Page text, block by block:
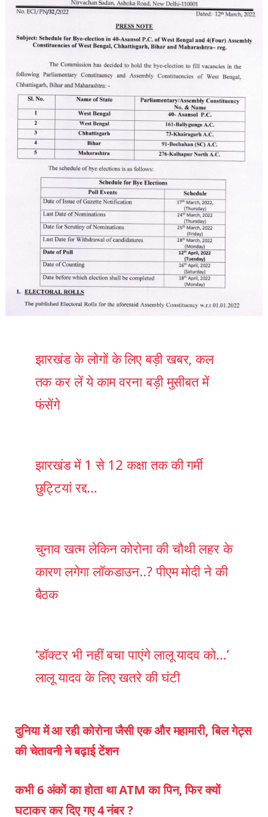
झारखंड के लोगों के लिए बड़ी खबर, कल
तक कर लें ये काम वरना बड़ी मुसीबत में
फंसेंगे
झारखंड में 1 से 12 कक्षा तक की गर्मी
छुट्टियां रद्द…
चुनाव खत्म लेकिन कोरोना की चौथी लहर के
कारण लगेगा लॉकडाउन..? पीएम मोदी ने की
बैठक
‘डॉक्टर भी नहीं बचा पाएंगे लालू यादव को…’
लालू यादव के लिए खतरे की घंटी
दुनिया में आ रही कोरोना जैसी एक और महामारी, बिल गेट्स
की चेतावनी ने बढ़ाई टेंशन
कभी 6 अंकों का होता था ATM का पिन, फिर क्यों
घटाकर कर दिए गए 4 नंबर ?